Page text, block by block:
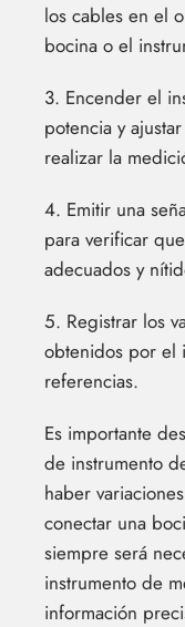
los cables en el
bocina o el
3. Encender el
potencia y
realizar la
4. Emitir una
para verificar
adecuados y
5. Registrar los
obtenidos por el
referencias.
Es importante
de instrumento
haber
conectar una
siempre será
instrumento de
información